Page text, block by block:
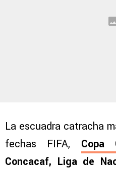
La escuadra catracha
fechas FIFA, Copa
Concacaf, Liga de